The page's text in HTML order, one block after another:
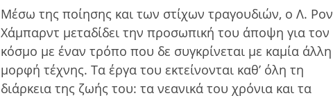
Μέσω της ποίησης και των στίχων τραγουδιών, ο Λ. Ρον
Χάμπαρντ μεταδίδει την προσωπική του άποψη για τον
κόσμο με έναν τρόπο που δε συγκρίνεται με καμία άλλη
μορφή τέχνης. Τα έργα του εκτείνονται καθ’ όλη τη
διάρκεια της ζωής του: τα νεανικά του χρόνια και τα